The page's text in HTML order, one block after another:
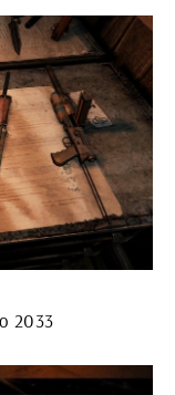
2033